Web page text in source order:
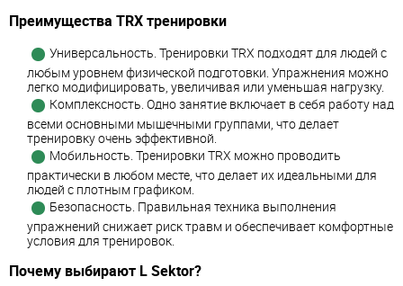
Преимущества TRX тренировки
Универсальность. Тренировки TRX подходят для людей с
любым уровнем физической подготовки. Упражнения можно
легко модифицировать, увеличивая или уменьшая нагрузку.
Комплексность. Одно занятие включает в себя работу над
всеми основными мышечными группами, что делает
тренировку очень эффективной.
Мобильность. Тренировки TRX можно проводить
практически в любом месте, что делает их идеальными для
людей с плотным графиком.
Безопасность. Правильная техника выполнения
упражнений снижает риск травм и обеспечивает комфортные
условия для тренировок.
Почему выбирают L Sektor?